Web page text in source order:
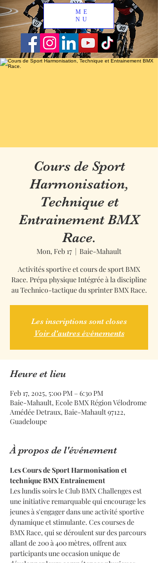
ME
NU
Cours de Sport
Harmonisation,
Technique et
Entrainement BMX
Race.
Mon, Feb 17
  |
Baie-Mahault
Activités sportive et cours de sport BMX
Race. Prépa physique Intégrée à la discipline
au Technico-tactique du sprinter BMX Race.
Les inscriptions sont closes
Voir d'autres événements
Heure et lieu
Feb 17, 2025, 5:00 PM – 6:30 PM
Baie-Mahault, Ecole BMX Région Vélodrome
Amédée Detraux, Baie-Mahault 97122,
Guadeloupe
À propos de l'événement
Les Cours de Sport Harmonisation et
technique BMX Entrainement
Les lundis soirs le Club BMX Challenges est
une initiative remarquable qui encourage les
jeunes à s'engager dans une activité sportive
dynamique et stimulante. Ces courses de
BMX Race, qui se déroulent sur des parcours
allant de 200 à 400 mètres, offrent aux
participants une occasion unique de